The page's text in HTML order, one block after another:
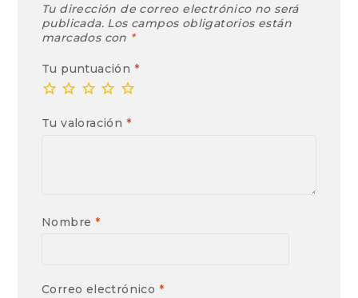
Tu dirección de correo electrónico no será
publicada. Los campos obligatorios están
marcados con *
Tu puntuación *
Tu valoración *
Nombre *
Correo electrónico *